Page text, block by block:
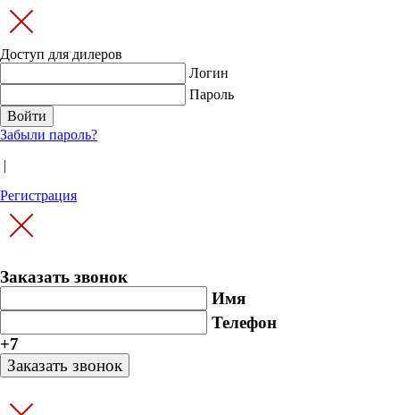
Доступ для дилеров
Логин
Пароль
Забыли пароль?
|
Регистрация
Заказать звонок
Имя
Телефон
+7